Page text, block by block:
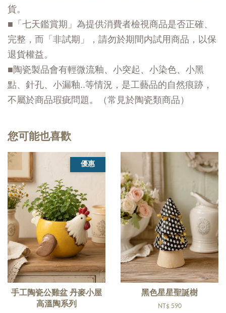
貨。
■「七天鑑賞期」為提供消費者檢視商品是否正確、
完整，而「非試期」，請勿於期間内試用商品，以保
退貨權益。
■陶瓷製品會有輕微流釉、小突起、小染色、小黑
點、針孔、小漏釉..等情況，是工藝品的自然痕跡，
不屬於商品瑕疵問題。（常見於陶瓷類商品）
您可能也喜歡
優惠
手工陶瓷公雞盆 丹麥小屋
高溫陶系列
黑色星星聖誕樹
NT$ 590